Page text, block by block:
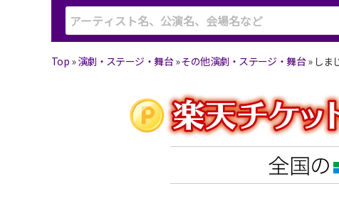
Top »演劇・ステージ・舞台»その他演劇・ステージ・舞台» しま